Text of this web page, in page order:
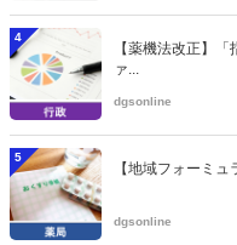
4
【薬機法改正】
ァ...
dgsonline
5
【地域フォーミ
dgsonline